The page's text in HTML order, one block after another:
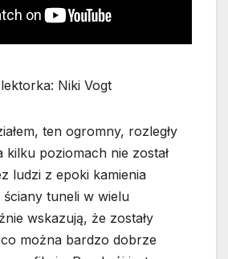
Niki Vogt
ten ogromny, rozległy
kilku poziomach nie został
ludzi z epoki kamienia
ściany tuneli w wielu
wskazują, że zostały
można bardzo dobrze